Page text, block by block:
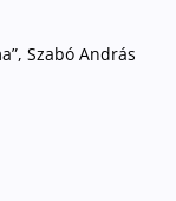
Szabó András